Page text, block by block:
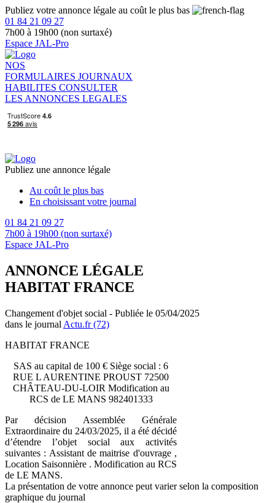
Publiez votre annonce légale au coût le plus bas
01 84 21 09 27
7h00 à 19h00 (non surtaxé)
Espace JAL-Pro
NOS
FORMULAIRES JOURNAUX
HABILITES CONSULTER
LES ANNONCES LEGALES
Publiez une annonce légale
Au coût le plus bas
En choisissant votre journal
01 84 21 09 27
7h00 à 19h00 (non surtaxé)
Espace JAL-Pro
ANNONCE LÉGALE
HABITAT FRANCE
Changement d'objet social - Publiée le 05/04/2025
dans le journal Actu.fr (72)
HABITAT FRANCE
SAS au capital de 100 € Siège social : 6
RUE L AURENTINE PROUST 72500
CHÂTEAU-DU-LOIR Modification au
RCS de LE MANS 982401333
Par décision Assemblée Générale
Extraordinaire du 24/03/2025, il a été décidé
d’étendre l’objet social aux activités
suivantes : Assistant de maitrise d'ouvrage ,
Location Saisonnière . Modification au RCS
de LE MANS.
La présentation de votre annonce peut varier selon la composition
graphique du journal